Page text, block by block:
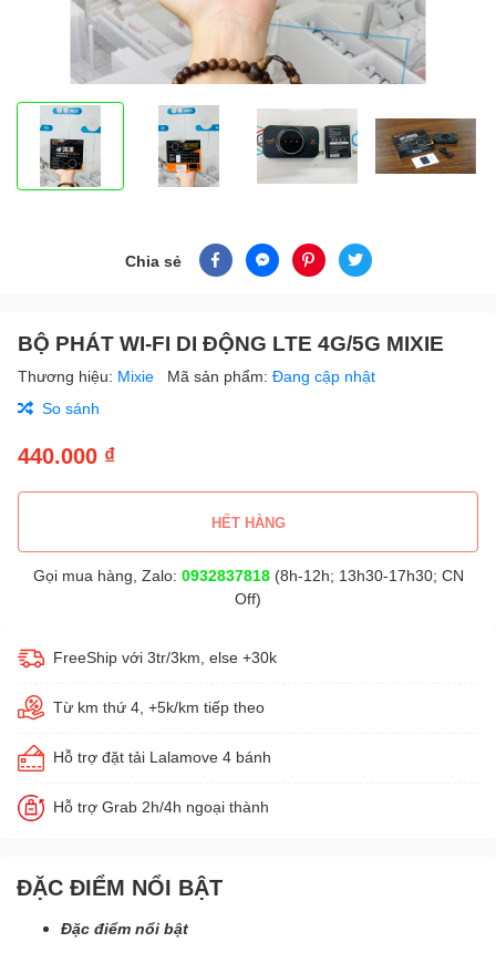
Chia sẻ
BỘ PHÁT WI-FI DI ĐỘNG LTE 4G/5G MIXIE
Thương hiệu: Mixie Mã sản phẩm: Đang cập nhật
So sánh
440.000 ₫
HẾT HÀNG
Gọi mua hàng, Zalo: 0932837818(8h-12h; 13h30-17h30; CN
Off)
FreeShip với 3tr/3km, else +30k
Từ km thứ 4, +5k/km tiếp theo
Hỗ trợ đặt tải Lalamove 4 bánh
Hỗ trợ Grab 2h/4h ngoại thành
ĐẶC ĐIỂM NỔI BẬT
Đặc điểm nổi bật